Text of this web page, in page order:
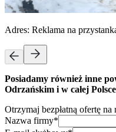
Adres: Reklama na
Posiadamy również inne
Odrzańskim i w całej
Otrzymaj bezpłatną ofertę
Nazwa firmy*